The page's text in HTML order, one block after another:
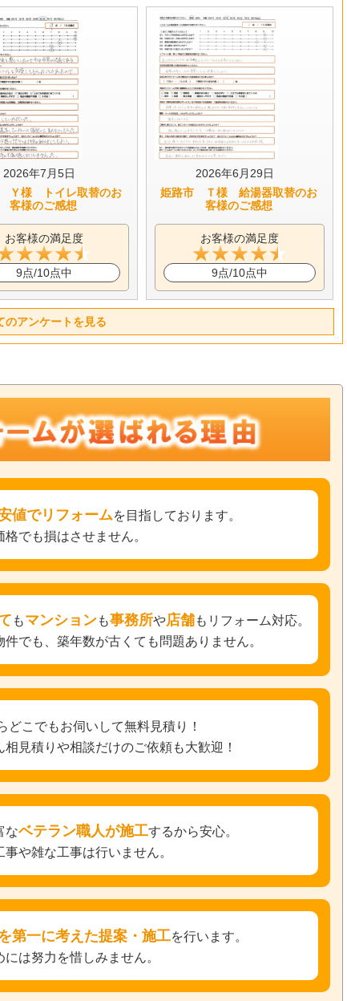
2026年7月5日
Ｙ様 トイレ取替のお
客様のご感想
お客様の満足度
9点/10点中
2026年6月29日
姫路市 Ｔ様 給湯器取替のお
客様のご感想
お客様の満足度
9点/10点中
のアンケートを見る
値でリフォームを目指しております。
格でも損はさせません。
もマンションも事務所や店舗もリフォーム対応。
件でも、築年数が古くても問題ありません。
どこでもお伺いして無料見積り！
相見積りや相談だけのご依頼も大歓迎！
なベテラン職人が施工するから安心。
事や雑な工事は行いません。
第一に考えた提案・施工を行います。
には努力を惜しみません。